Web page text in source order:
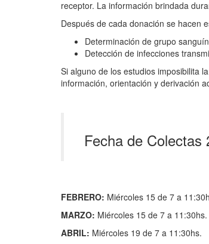
receptor. La información brindada
Después de cada donación se hacen
Determinación de grupo
Detección de infecciones
Si alguno de los estudios imposibilita
información, orientación y derivación
Fecha de Colectas
FEBRERO: Miércoles 15 de 7 a
MARZO: Miércoles 15 de 7 a 11:30hs.
ABRIL: Miércoles 19 de 7 a 11:30hs.